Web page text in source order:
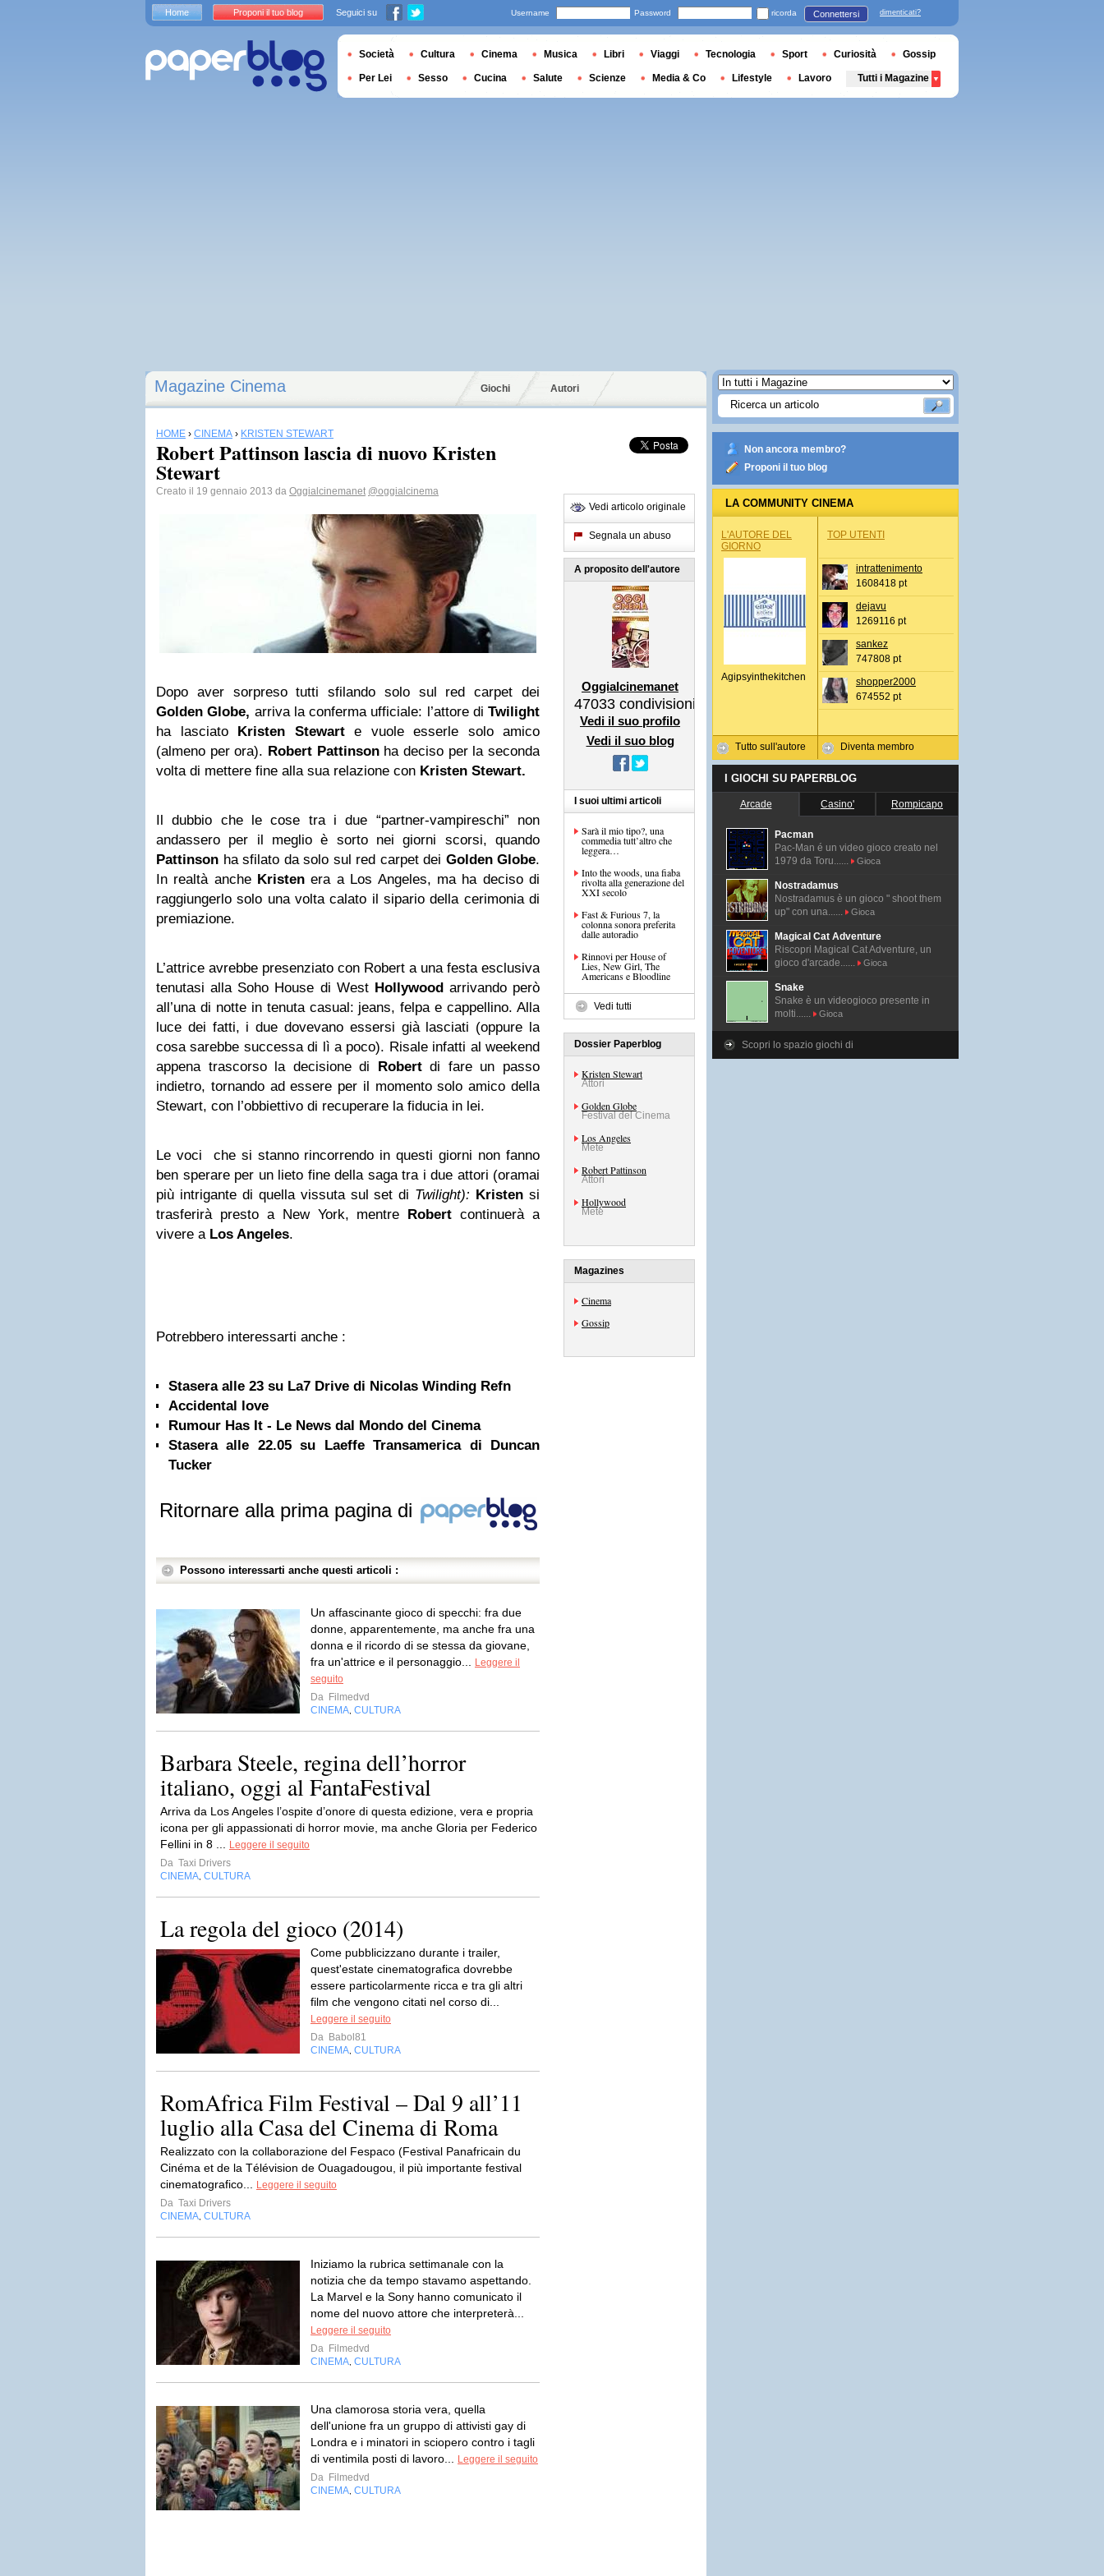
Magazine Cinema Giochi Autori
HOME › CINEMA › KRISTEN STEWART
Robert Pattinson lascia di nuovo Kristen
Stewart
Creato il 19 gennaio 2013 da Oggialcinemanet @oggialcinema
Dopo aver sorpreso tutti sfilando solo sul red carpet dei
Golden Globe, arriva la conferma ufficiale: l’attore di Twilight
ha lasciato Kristen Stewarte vuole esserle solo amico
(almeno per ora). Robert Pattinsonha deciso per la seconda
volta di mettere fine alla sua relazione con Kristen Stewart.
Il dubbio che le cose tra i due “partner-vampireschi” non
andassero per il meglio è sorto nei giorni scorsi, quando
Pattinson ha sfilato da solo sul red carpet dei Golden Globe.
In realtà anche Kristen era a Los Angeles, ma ha deciso di
raggiungerlo solo una volta calato il sipario della cerimonia di
premiazione.
L’attrice avrebbe presenziato con Robert a una festa esclusiva
tenutasi alla Soho House di West Hollywoodarrivando però
all’una di notte in tenuta casual: jeans, felpa e cappellino. Alla
luce dei fatti, i due dovevano essersi già lasciati (oppure la
cosa sarebbe successa di lì a poco). Risale infatti al weekend
appena trascorso la decisione di Robertdi fare un passo
indietro, tornando ad essere per il momento solo amico della
Stewart, con l’obbiettivo di recuperare la fiducia in lei.
Le voci che si stanno rincorrendo in questi giorni non fanno
ben sperare per un lieto fine della saga tra i due attori (oramai
più intrigante di quella vissuta sul set di Twilight): Kristen si
trasferirà presto a New York, mentre Robert continuerà a
vivere a Los Angeles.
Potrebbero interessarti anche :
Stasera alle 23 su La7 Drive di Nicolas Winding Refn
Accidental love
Rumour Has It - Le News dal Mondo del Cinema
Stasera alle 22.05 su Laeffe Transamerica di Duncan
Tucker
Ritornare alla prima pagina di
Possono interessarti anche questi articoli :
Un affascinante gioco di specchi: fra due
donne, apparentemente, ma anche fra una
donna e il ricordo di se stessa da giovane,
fra un'attrice e il personaggio...
Leggere il
seguito
Da Filmedvd
CINEMA CULTURA
Barbara Steele, regina dell’horror
italiano, oggi al FantaFestival
Arriva da Los Angeles l’ospite d’onore di questa edizione, vera e propria
icona per gli appassionati di horror movie, ma anche Gloria per Federico
Fellini in 8 ...
Leggere il seguito
Da Taxi Drivers
CINEMA CULTURA
La regola del gioco (2014)
Come pubblicizzano durante i trailer,
quest'estate cinematografica dovrebbe
essere particolarmente ricca e tra gli altri
film che vengono citati nel corso di...
Leggere il seguito
Da Babol81
CINEMA CULTURA
RomAfrica Film Festival – Dal 9 all’11
luglio alla Casa del Cinema di Roma
Realizzato con la collaborazione del Fespaco (Festival Panafricain du
Cinéma et de la Télévision de Ouagadougou, il più importante festival
cinematografico...
Leggere il seguito
Da Taxi Drivers
CINEMA CULTURA
Iniziamo la rubrica settimanale con la
notizia che da tempo stavamo aspettando.
La Marvel e la Sony hanno comunicato il
nome del nuovo attore che interpreterà...
Leggere il seguito
Da Filmedvd
CINEMA CULTURA
Una clamorosa storia vera, quella
dell'unione fra un gruppo di attivisti gay di
Londra e i minatori in sciopero contro i tagli
di ventimila posti di lavoro...
Leggere il seguito
Da Filmedvd
CINEMA CULTURA
Vedi articolo originale
Segnala un abuso
A proposito dell'autore
Oggialcinemanet
47033 condivisioni
Vedi il suo profilo
Vedi il suo blog
I suoi ultimi articoli
Sarà il mio tipo?, una
commedia tutt’altro che
leggera…
Into the woods, una fiaba
rivolta alla generazione del
XXI secolo
Fast & Furious 7, la
colonna sonora preferita
dalle autoradio
Rinnovi per House of
Lies, New Girl, The
Americans e Bloodline
Vedi tutti
Dossier Paperblog
Kristen Stewart
Attori
Golden Globe
Festival del Cinema
Los Angeles
Mete
Robert Pattinson
Attori
Hollywood
Mete
Magazines
Cinema
Gossip
Non ancora membro?
Proponi il tuo blog
LA COMMUNITY CINEMA
L'AUTORE DEL
GIORNO
Agipsyinthekitchen
Tutto sull'autore
TOP UTENTI
intrattenimento
1608418 pt
dejavu
1269116 pt
sankez
747808 pt
shopper2000
674552 pt
Diventa membro
I GIOCHI SU PAPERBLOG
Arcade Casino' Rompicapo
Pacman
Pac-Man é un video gioco creato nel
1979 da Toru......
Gioca
Nostradamus
Nostradamus è un gioco " shoot them
up" con una......
Gioca
Magical Cat Adventure
Riscopri Magical Cat Adventure, un
gioco d'arcade......
Gioca
Snake
Snake è un videogioco presente in
molti......
Gioca
Scopri lo spazio giochi di
Home Proponi il tuo blog Seguici su Username Password ricorda Connettersi dimenticati?
Società Cultura Cinema Musica Libri Viaggi Tecnologia Sport Curiosità Gossip
Per Lei Sesso Cucina Salute Scienze Media & Co Lifestyle Lavoro Tutti i Magazine